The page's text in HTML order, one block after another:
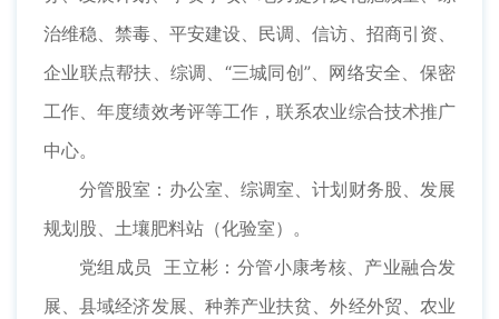
治维稳、禁毒、平安建设、民调、信访、招商引资、
企业联点帮扶、综调、“三城同创”、网络安全、保密
工作、年度绩效考评等工作，联系农业综合技术推广
中心。
分管股室：办公室、综调室、计划财务股、发展
规划股、土壤肥料站（化验室）。
党组成员 王立彬：分管小康考核、产业融合发
展、县域经济发展、种养产业扶贫、外经外贸、农业